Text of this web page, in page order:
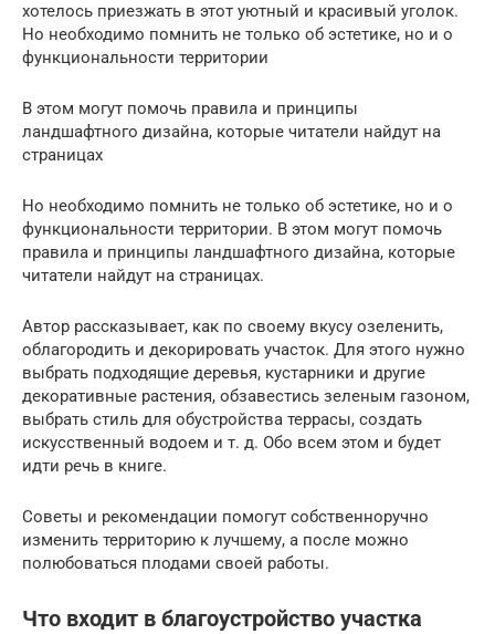
хотелось приезжать в этот уютный и красивый уголок.
Но необходимо помнить не только об эстетике, но и о
функциональности территории
В этом могут помочь правила и принципы
ландшафтного дизайна, которые читатели найдут на
страницах
Но необходимо помнить не только об эстетике, но и о
функциональности территории. В этом могут помочь
правила и принципы ландшафтного дизайна, которые
читатели найдут на страницах.
Автор рассказывает, как по своему вкусу озеленить,
облагородить и декорировать участок. Для этого нужно
выбрать подходящие деревья, кустарники и другие
декоративные растения, обзавестись зеленым газоном,
выбрать стиль для обустройства террасы, создать
искусственный водоем и т. д. Обо всем этом и будет
идти речь в книге.
Советы и рекомендации помогут собственноручно
изменить территорию к лучшему, а после можно
полюбоваться плодами своей работы.
Что входит в благоустройство участка